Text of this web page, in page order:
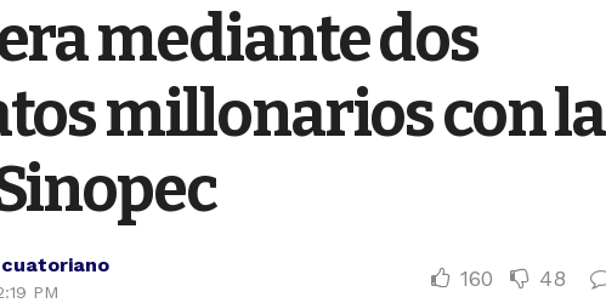
mediante dos
millonarios con la
PM
160 48